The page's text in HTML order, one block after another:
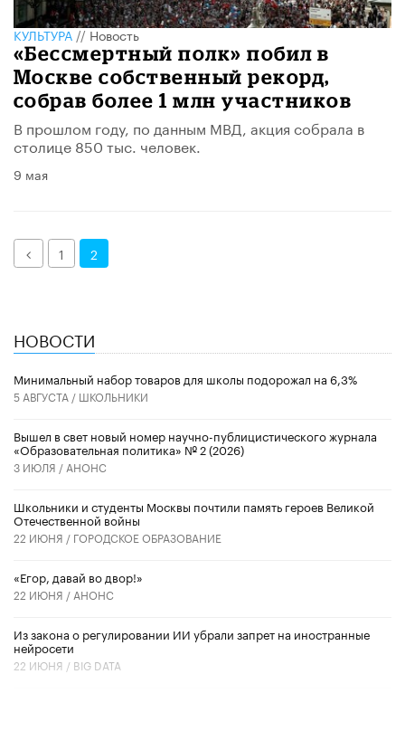
КУЛЬТУРА//Новость
«Бессмертный полк» побил в
Москве собственный рекорд,
собрав более 1 млн участников
В прошлом году, по данным МВД, акция собрала в
столице 850 тыс. человек.
9 мая
Назад1 2
НОВОСТИ
Минимальный набор товаров для школы подорожал на 6,3%
5 АВГУСТА / ШКОЛЬНИКИ
Вышел в свет новый номер научно-публицистического журнала
«Образовательная политика» № 2 (2026)
3 ИЮЛЯ / АНОНС
Школьники и студенты Москвы почтили память героев Великой
Отечественной войны
22 ИЮНЯ / ГОРОДСКОЕ ОБРАЗОВАНИЕ
«Егор, давай во двор!»
22 ИЮНЯ / АНОНС
Из закона о регулировании ИИ убрали запрет на иностранные
нейросети
22 ИЮНЯ / BIG DATA